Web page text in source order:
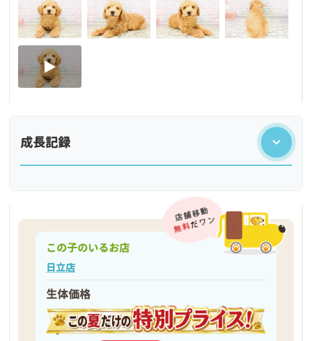
成長記録
この子のいるお店
日立店
生体価格